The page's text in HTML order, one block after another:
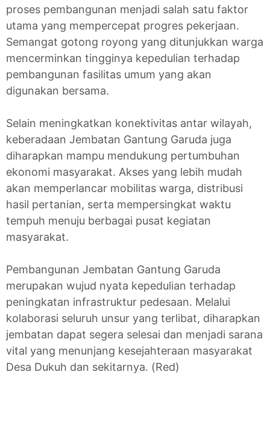
proses pembangunan menjadi salah satu faktor
utama yang mempercepat progres pekerjaan.
Semangat gotong royong yang ditunjukkan warga
mencerminkan tingginya kepedulian terhadap
pembangunan fasilitas umum yang akan
digunakan bersama.
Selain meningkatkan konektivitas antar wilayah,
keberadaan Jembatan Gantung Garuda juga
diharapkan mampu mendukung pertumbuhan
ekonomi masyarakat. Akses yang lebih mudah
akan memperlancar mobilitas warga, distribusi
hasil pertanian, serta mempersingkat waktu
tempuh menuju berbagai pusat kegiatan
masyarakat.
Pembangunan Jembatan Gantung Garuda
merupakan wujud nyata kepedulian terhadap
peningkatan infrastruktur pedesaan. Melalui
kolaborasi seluruh unsur yang terlibat, diharapkan
jembatan dapat segera selesai dan menjadi sarana
vital yang menunjang kesejahteraan masyarakat
Desa Dukuh dan sekitarnya. (Red)